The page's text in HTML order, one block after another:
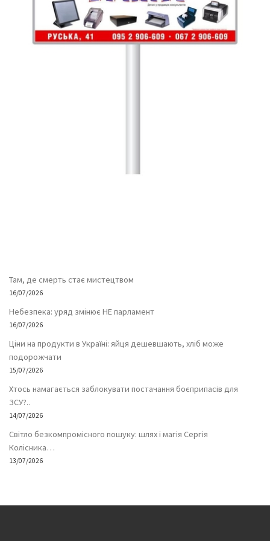
Там, де смерть стає мистецтвом
16/07/2026
Небезпека: уряд змінює НЕ парламент
16/07/2026
Ціни на продукти в Україні: яйця дешевшають, хліб може
подорожчати
15/07/2026
Хтось намагається заблокувати постачання боєприпасів для
ЗСУ?..
14/07/2026
Світло безкомпромісного пошуку: шлях і магія Сергія
Колісника…
13/07/2026